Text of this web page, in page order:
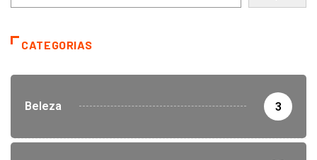
CATEGORIAS
Beleza 3